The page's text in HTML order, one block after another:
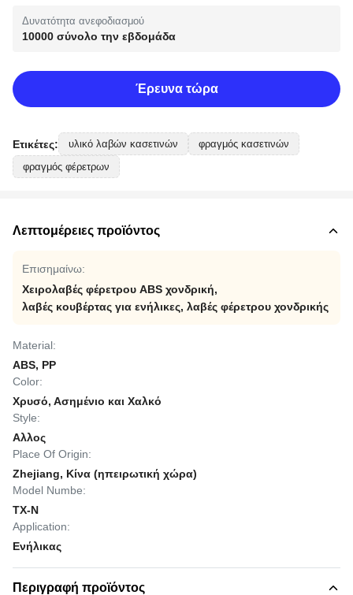
Δυνατότητα ανεφοδιασμού
10000 σύνολο την εβδομάδα
Έρευνα τώρα
Ετικέτες: υλικό λαβών κασετινών
φραγμός κασετινών
φραγμός φέρετρων
Λεπτομέρειες προϊόντος
Επισημαίνω:
Χειρολαβές φέρετρου ABS χονδρική,
λαβές κουβέρτας για ενήλικες, λαβές φέρετρου χονδρικής
Material:
ABS, PP
Color:
Χρυσό, Ασημένιο και Χαλκό
Style:
Αλλος
Place Of Origin:
Zhejiang, Κίνα (ηπειρωτική χώρα)
Model Numbe:
TX-N
Application:
Ενήλικας
Περιγραφή προϊόντος